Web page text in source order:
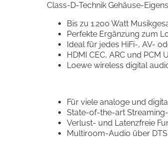
Class-D-Technik Gehäuse-
Bis zu 1.200 Watt
Perfekte Ergänzung zum
Ideal für jedes HiFi-, AV-
HDMI CEC, ARC und PCM
Loewe wireless digital
Für viele analoge und
State-of-the-art
Verlust- und Latenzfreie
Multiroom-Audio über